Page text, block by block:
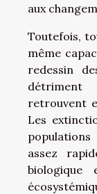
aux
Toutefois,
même
redessin
détriment
retrouvent
Les
assez